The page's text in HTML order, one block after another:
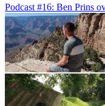
Podcast #16: Ben Prins